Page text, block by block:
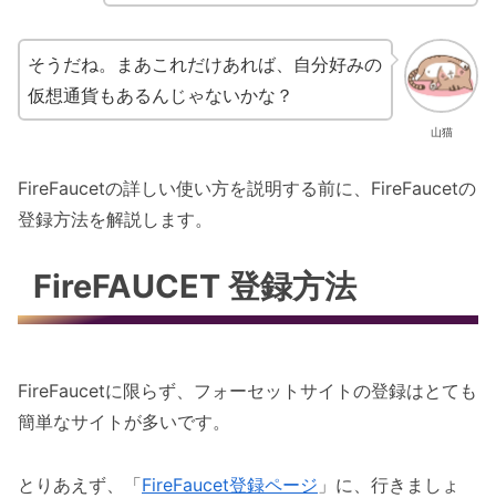
山猫
そうだね。まあこれだけあれば、自分好みの
仮想通貨もあるんじゃないかな？
FireFaucetの詳しい使い方を説明する前に、FireFaucetの
登録方法を解説します。
FireFAUCET 登録方法
FireFaucetに限らず、フォーセットサイトの登録はとても
簡単なサイトが多いです。
とりあえず、「FireFaucet登録ページ 」に、行きましょ